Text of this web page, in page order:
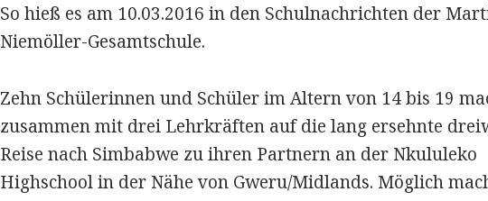
So hieß es am 10.03.2016 in den Schulnachrichten der
Niemöller-Gesamtschule.
Zehn Schülerinnen und Schüler im Altern von 14 bis 19
zusammen mit drei Lehrkräften auf die lang ersehnte
Reise nach Simbabwe zu ihren Partnern an der Nkululeko
Highschool in der Nähe von Gweru/Midlands. Möglich